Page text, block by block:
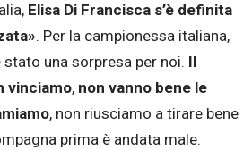
Elisa Di Francisca s’è definita
. Per la campionessa italiana,
una sorpresa per noi. Il
vinciamo, non vanno bene le
, non riusciamo a tirare bene
prima è andata male.